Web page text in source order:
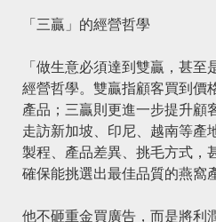
「三贏」的經營哲學
「做生意必須達到雙贏，甚
經營哲學。雙贏指顧客買到價
產品；三贏則更進一步提升顧
走訪新加坡、印尼、越南等產
製程、產品差異、挑毛方式，
確保能挑選出最佳品質的燕窩
他不砸重金買廣告，而是將利